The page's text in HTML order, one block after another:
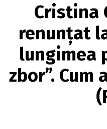
Cristina
renunțat
lungimea
zbor”.